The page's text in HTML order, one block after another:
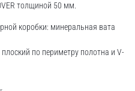
толщиной 50 мм.
коробки: минеральная вата
по периметру полотна и V-